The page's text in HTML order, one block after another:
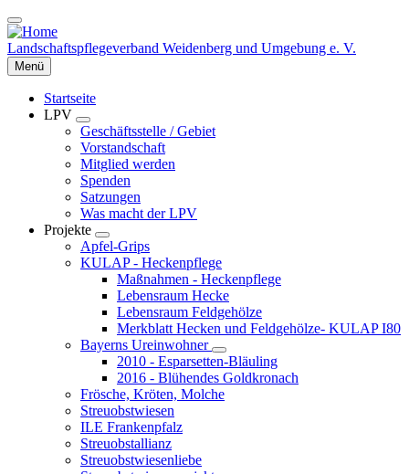
Direkt
zum
Inhalt
Landschaftspflegeverband Weidenberg und Umgebung e. V.
Menü
Startseite
LPV
Toggle
submenu
Geschäftsstelle / Gebiet
Vorstandschaft
Mitglied werden
Spenden
Satzungen
Was macht der LPV
Projekte
Toggle
submenu
Apfel-Grips
KULAP - Heckenpflege
Maßnahmen - Heckenpflege
Lebensraum Hecke
Lebensraum Feldgehölze
Merkblatt Hecken und Feldgehölze- KULAP I80
Bayerns Ureinwohner
Toggle
submenu
2010 - Esparsetten-Bläuling
2016 - Blühendes Goldkronach
Frösche, Kröten, Molche
Streuobstwiesen
ILE Frankenpfalz
Streuobstallianz
Streuobstwiesenliebe